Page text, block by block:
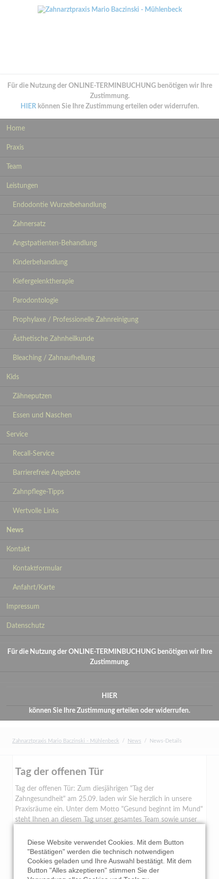
Für die Nutzung der ONLINE-TERMINBUCHUNG benötigen wir Ihre
Zustimmung.
HIERkönnen Sie Ihre Zustimmung erteilen oder widerrufen.
Navigation
Home
Praxis
Team
Leistungen
Endodontie Wurzelbehandlung
Zahnersatz
Angstpatienten-Behandlung
Kinderbehandlung
Kiefergelenktherapie
Parodontologie
Prophylaxe / Professionelle Zahnreinigung
Ästhetische Zahnheilkunde
Bleaching / Zahnaufhellung
Kids
Zähneputzen
Essen und Naschen
Service
Recall-Service
Barrierefreie Angebote
Zahnpflege-Tipps
Wertvolle Links
News
Kontakt
Kontaktformular
Anfahrt/Karte
Navigation
überspringen
Impressum
Datenschutz
Für die Nutzung der ONLINE-TERMINBUCHUNG benötigen wir Ihre
Zustimmung.
HIER
können Sie Ihre Zustimmung erteilen oder widerrufen.
Zahnarztpraxis Mario Baczinski - Mühlenbeck News News-Details
Tag der offenen Tür
Tag der offenen Tür: Zum diesjährigen "Tag der
Zahngesundheit" am 25.09. laden wir Sie herzlich in unsere
Praxisräume ein. Unter dem Motto "Gesund beginnt im Mund"
steht Ihnen an diesem Tag unser gesamtes Team sowie unser
Bei zahnfreundlichen Snacks und Getränken informieren wir
Sie über aktuelle Behandlungsmethoden, prothetische
Versorgungen und Zahnpflege. Wer an diesem Tag seine alte
Zahnbürste mitbringt, kann diese gegen eine neue Zahnbürste
Diese Website verwendet Cookies. Mit dem Button
"Bestätigen" werden die technisch notwendigen
Cookies geladen und Ihre Auswahl bestätigt. Mit dem
Button "Alles akzeptieren" stimmen Sie der